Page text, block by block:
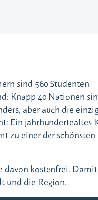
sind 560 Studenten
Knapp 40 Nationen
aber auch die
Ein jahrhundertealtes
zu einer der schönsten
davon kostenfrei.
und die Region.​